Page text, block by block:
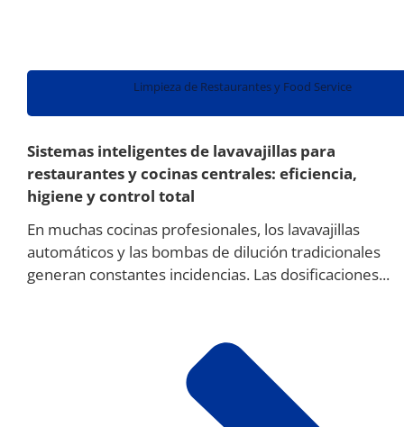
Limpieza de Restaurantes y Food Service
Sistemas inteligentes de lavavajillas para
restaurantes y cocinas centrales: eficiencia,
higiene y control total
En muchas cocinas profesionales, los lavavajillas
automáticos y las bombas de dilución tradicionales
generan constantes incidencias. Las dosificaciones...